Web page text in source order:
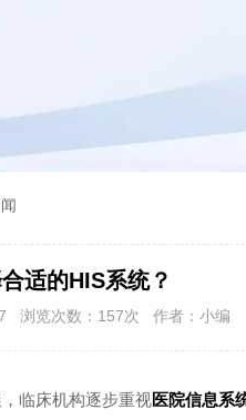
适的HIS系统？
浏览次数： 157次 作者：小编
临床机构逐步重视医院信息系